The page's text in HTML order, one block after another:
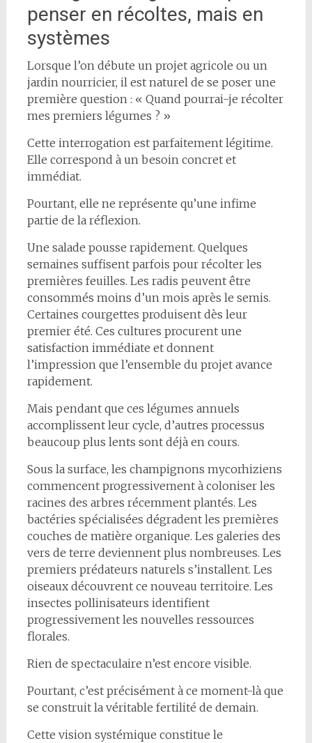
penser en récoltes, mais en
systèmes
Lorsque l’on débute un projet agricole ou un
jardin nourricier, il est naturel de se poser une
première question : « Quand pourrai-je récolter
mes premiers légumes ? »
Cette interrogation est parfaitement légitime.
Elle correspond à un besoin concret et
immédiat.
Pourtant, elle ne représente qu’une infime
partie de la réflexion.
Une salade pousse rapidement. Quelques
semaines suffisent parfois pour récolter les
premières feuilles. Les radis peuvent être
consommés moins d’un mois après le semis.
Certaines courgettes produisent dès leur
premier été. Ces cultures procurent une
satisfaction immédiate et donnent
l’impression que l’ensemble du projet avance
rapidement.
Mais pendant que ces légumes annuels
accomplissent leur cycle, d’autres processus
beaucoup plus lents sont déjà en cours.
Sous la surface, les champignons mycorhiziens
commencent progressivement à coloniser les
racines des arbres récemment plantés. Les
bactéries spécialisées dégradent les premières
couches de matière organique. Les galeries des
vers de terre deviennent plus nombreuses. Les
premiers prédateurs naturels s’installent. Les
oiseaux découvrent ce nouveau territoire. Les
insectes pollinisateurs identifient
progressivement les nouvelles ressources
florales.
Rien de spectaculaire n’est encore visible.
Pourtant, c’est précisément à ce moment-là que
se construit la véritable fertilité de demain.
Cette vision systémique constitue le